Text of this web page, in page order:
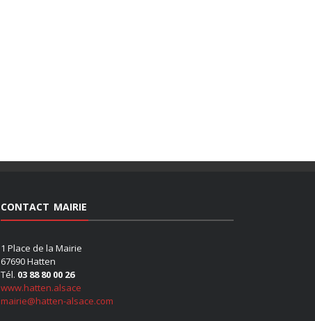
CONTACT MAIRIE
1 Place de la Mairie
67690 Hatten
Tél. 03 88 80 00 26
www.hatten.alsace
mairie@hatten-alsace.com